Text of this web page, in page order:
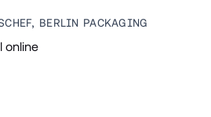
BERLIN PACKAGING
online